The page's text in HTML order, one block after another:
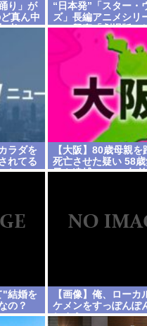
り」が
真ん中
者
“日本発”「スター・
ズ」長編アニメシリ
ァン興奮「劇場版に
い」「艦隊戦も派手
ラダを
れてる
れ
【大阪】80歳母親を
死亡させた疑い 58
子を逮捕 13～14年
"結婚を
の？
【画像】俺、ローカ
ケメンをすっぽんぽ
しまうwww